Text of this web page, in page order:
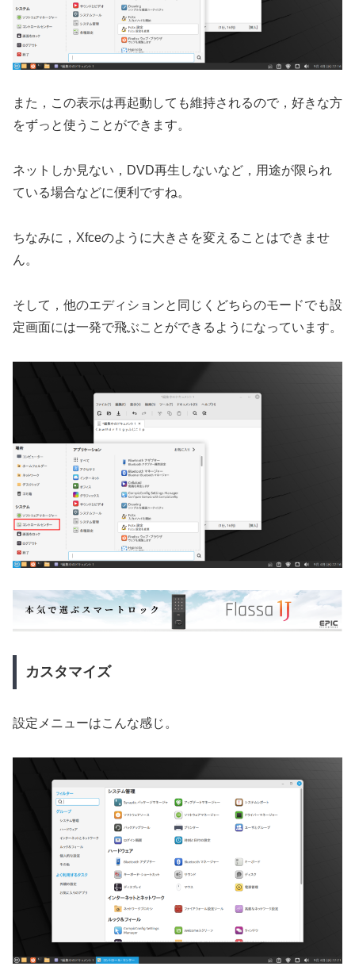
また，この表示は再起動しても維持されるので，好きな方
をずっと使うことができます。
ネットしか見ない，DVD再生しないなど，用途が限られ
ている場合などに便利ですね。
ちなみに，Xfceのように大きさを変えることはできませ
ん。
そして，他のエディションと同じくどちらのモードでも設
定画面には一発で飛ぶことができるようになっています。
カスタマイズ
設定メニューはこんな感じ。